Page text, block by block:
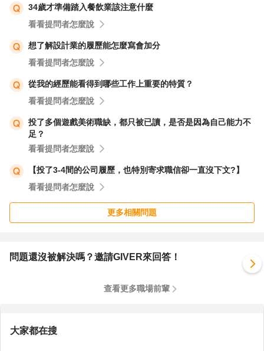
34歲才準備踏入餐飲業該注意什麼
看看提問者怎麼說
想了解設計業的履歷能怎麼寫會加分
看看提問者怎麼說
從我的經歷能看得到哪些工作上重要的特質？
看看提問者怎麼說
投了多個遊戲美術職缺，都只被已讀，是否是因為自己能力不
足？
看看提問者怎麼說
【投了3-4間的公司履歷，也特別寄求職信卻一直沒下文?】
看看提問者怎麼說
更多相關問題
問題還沒被解決嗎？邀請GIVER來回答！
查看更多職場前輩
大家都在搜